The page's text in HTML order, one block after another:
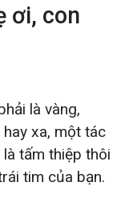
ơi, con
là vàng,
xa, một tác
tấm thiệp thôi
tim của bạn.